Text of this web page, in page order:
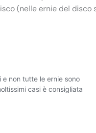
(nelle ernie del